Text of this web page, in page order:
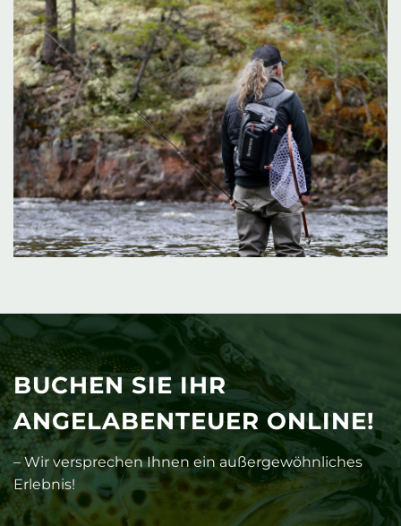
BUCHEN SIE IHR
ANGELABENTEUER ONLINE!
– Wir versprechen Ihnen ein außergewöhnliches
Erlebnis!